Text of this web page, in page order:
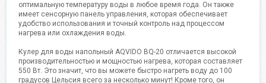
оптимальную температуру воды в любое время года. Он также
имеет сенсорную панель управления, которая обеспечивает
удобство использования и точный контроль над процессом
нагрева или охлаждения воды.
Кулер для воды напольный AQVIDO BQ-20 отличается высокой
производительностью и мощностью нагрева, которая составляет
550 Вт. Это значит, что вы можете быстро нагреть воду до 100
градусов Цельсия всего за несколько минут! Кроме того, он